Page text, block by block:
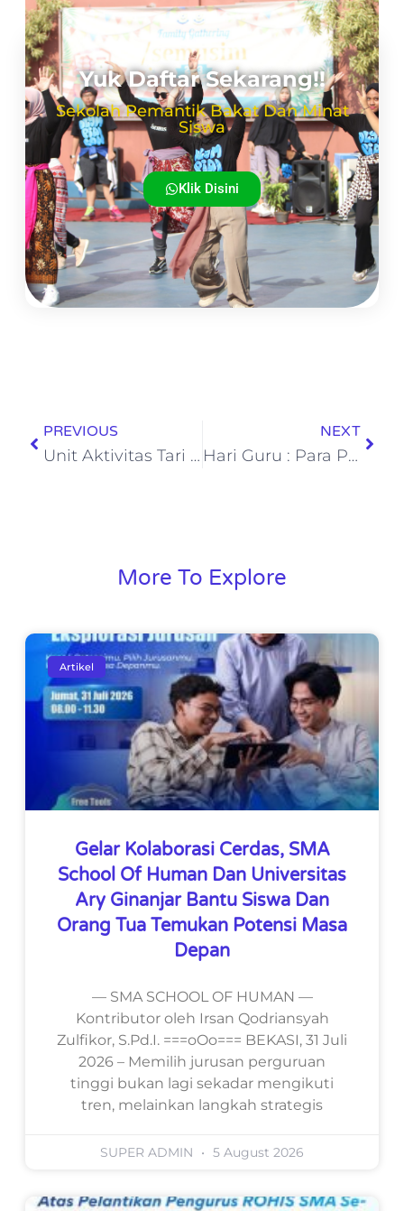
Yuk Daftar Sekarang!!
Sekolah Pemantik Bakat Dan Minat
Siswa
Klik Disini
PREVIOUS
Unit Aktivitas Tari Tradisional di School of Human : Melestarikan Budaya di Tengah Pembelajaran Abad 21
NEXT
Hari Guru : Para Penjaga Api Kreativitas di School of Human
More To Explore
Artikel
Gelar Kolaborasi Cerdas, SMA
School Of Human Dan Universitas
Ary Ginanjar Bantu Siswa Dan
Orang Tua Temukan Potensi Masa
Depan
— SMA SCHOOL OF HUMAN —
Kontributor oleh Irsan Qodriansyah
Zulfikor, S.Pd.I. ===oOo=== BEKASI, 31 Juli
2026 – Memilih jurusan perguruan
tinggi bukan lagi sekadar mengikuti
tren, melainkan langkah strategis
SUPER ADMIN 5 August 2026